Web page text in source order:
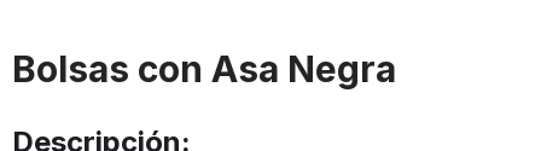
Bolsas con Asa Negra
Descripción: